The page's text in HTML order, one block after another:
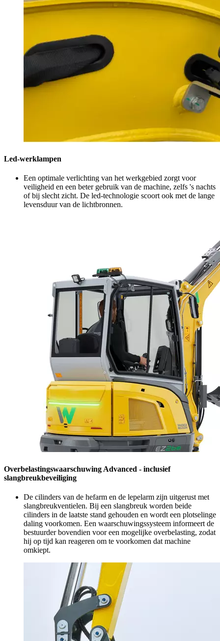
Led-werklampen
Een optimale verlichting van het werkgebied zorgt voor
veiligheid en een beter gebruik van de machine, zelfs 's nachts
of bij slecht zicht. De led-technologie scoort ook met de lange
levensduur van de lichtbronnen.
Overbelastingswaarschuwing Advanced - inclusief
slangbreukbeveiliging
De cilinders van de hefarm en de lepelarm zijn uitgerust met
slangbreukventielen. Bij een slangbreuk worden beide
cilinders in de laatste stand gehouden en wordt een plotselinge
daling voorkomen. Een waarschuwingssysteem informeert de
bestuurder bovendien voor een mogelijke overbelasting, zodat
hij op tijd kan reageren om te voorkomen dat machine
omkiept.